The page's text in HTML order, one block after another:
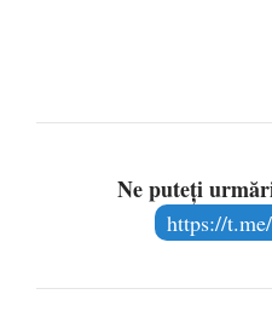
Ne puteți
https://